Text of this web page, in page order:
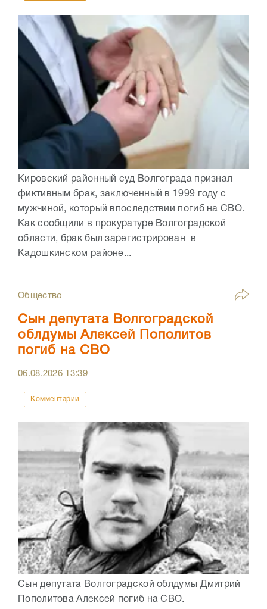
Кировский районный суд Волгограда признал
фиктивным брак, заключенный в 1999 году с
мужчиной, который впоследствии погиб на СВО.
Как сообщили в прокуратуре Волгоградской
области, брак был зарегистрирован в
Кадошкинском районе...
Общество
Сын депутата Волгоградской
облдумы Алексей Пополитов
погиб на СВО
06.08.2026 13:39
Комментарии
Сын депутата Волгоградской облдумы Дмитрий
Пополитова Алексей погиб на СВО.